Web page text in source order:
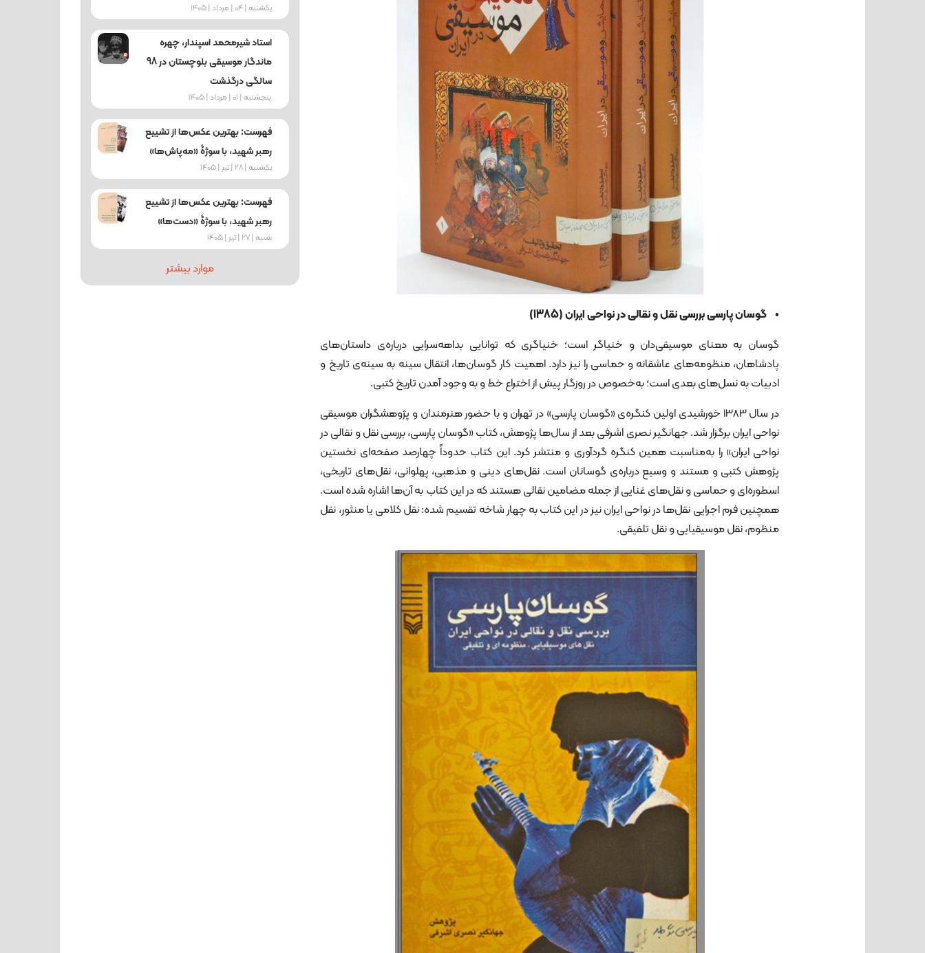
• گوسان پارسی بررسی نقل و نقالی در نواحی ایران (1385)
گوسان به معنای موسیقی‌دان و خنیاگر است؛ خنیاگری که توانایی بداهه‌سرایی درباره‌‌ی داستان‌های
پادشاهان، منظومه‌های عاشقانه و حماسی را نیز دارد. اهمیت کار گوسان‌ها، انتقال سینه به سینه‌ی تاریخ و
ادبیات به نسل‌های بعدی است؛ به‌خصوص در روزگار پیش از اختراع خط و به وجود آمدن تاریخ کتبی.
در سال 1383 خورشیدی اولین کنگره‌ی «گوسان پارسی» در تهران و با حضور هنرمندان و پژوهشگران موسیقی
نواحی ایران برگزار شد. جهانگیر نصری اشرفی بعد از سال‌ها پژوهش، کتاب «گوسان پارسی، بررسی نقل و نقالی در
نواحی ایران» را به‌مناسبت همین کنگره گردآوری و منتشر کرد. این کتاب حدوداً چهارصد صفحه‌ای نخستین
پژوهش کتبی و مستند و وسیع درباره‌ی گوسانان است. نقل‌های دینی و مذهبی، پهلوانی، نقل‌های تاریخی،
اسطوره‌ای و حماسی و نقل‌های غنایی از جمله مضامین نقالی هستند که در این کتاب به آن‌ها اشاره شده‌ است.
همچنین فرم اجرایی نقل‌ها در نواحی ایران نیز در این کتاب به چهار شاخه تقسیم شده: نقل کلامی یا منثور، نقل
منظوم، نقل موسیقیایی و نقل تلفیقی.
یکشنبه | 04 | مرداد | 1405
استاد شیرمحمد اسپندار، چهره
ماندگار موسیقی بلوچستان در 98
سالگی درگذشت
پنجشنبه | 01 | مرداد | 1405
فهرست: بهترین عکس‌ها از تشییع
رهبر شهید، با سوژۀ «مه‌پاش‌ها»
یکشنبه | 28 | تیر | 1405
فهرست: بهترین عکس‌ها از تشییع
رهبر شهید، با سوژۀ «دست‌ها»
شنبه | 27 | تیر | 1405
موارد بیشتر